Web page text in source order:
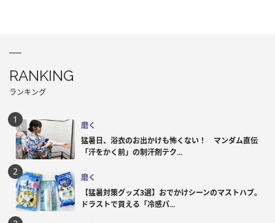
RANKING
ランキング
磨く
猛暑日、浴衣のお出かけも怖くない！ マンダム直伝
「汗をかく前」の制汗剤テク...
磨く
【猛暑対策グッズ3選】おでかけシーンのマストハブ。
ドラストで買える「冷感パ...